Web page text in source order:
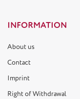
INFORMATION
About us
Contact
Imprint
Right of Withdrawal